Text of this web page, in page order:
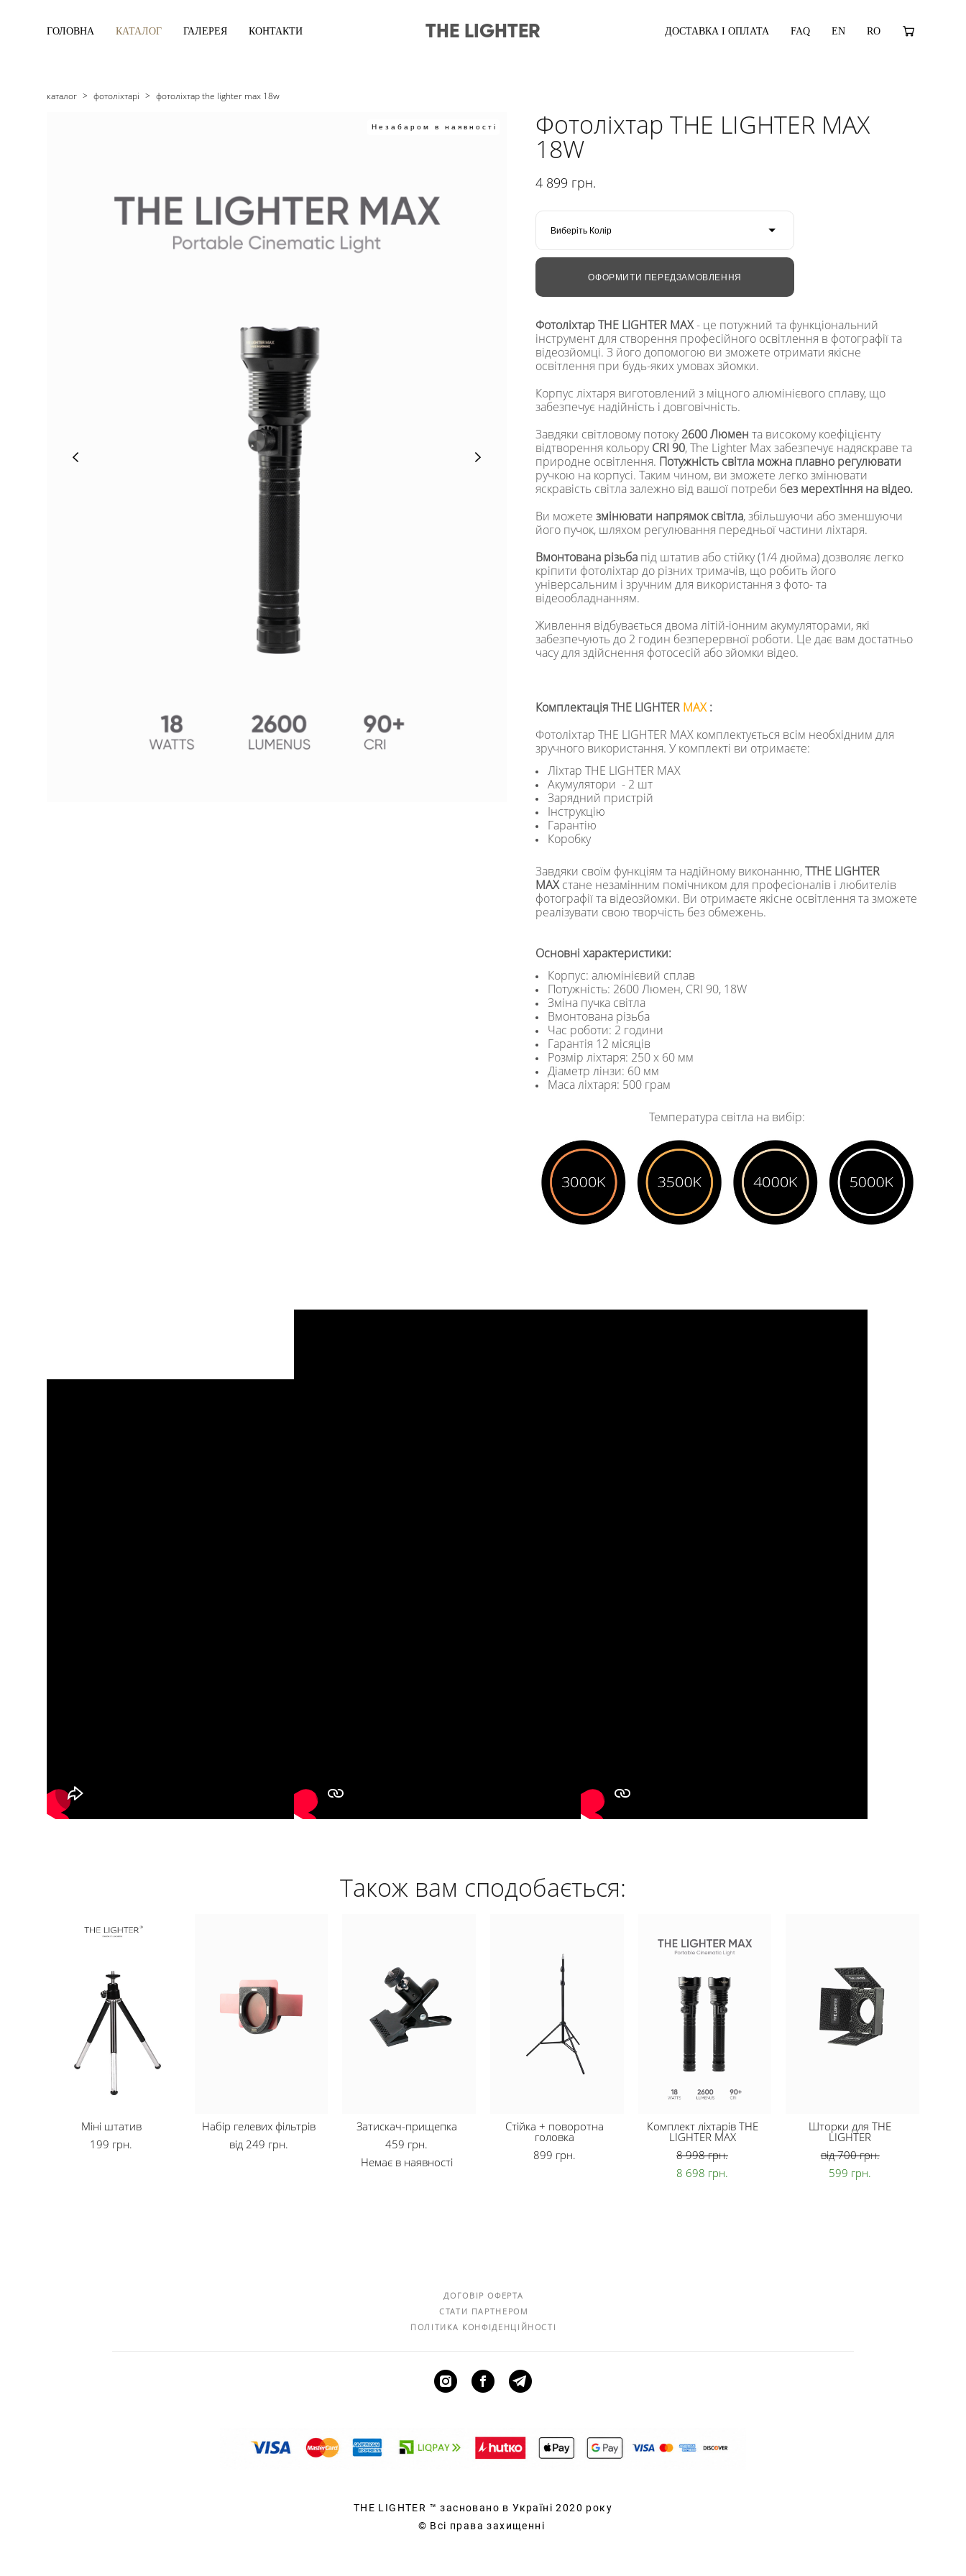
ГОЛОВНА КАТАЛОГ ГАЛЕРЕЯ КОНТАКТИ THE LIGHTER ДОСТАВКА І ОПЛАТА FAQ EN RO
каталог > фотоліхтарі > фотоліхтар the lighter max 18w
Незабаром в наявності Фотоліхтар THE LIGHTER MAX
18W
4 899 грн.
Виберіть Колір
ОФОРМИТИ ПЕРЕДЗАМОВЛЕННЯ
Фотоліхтар THE LIGHTER MAX- це потужний та функціональний
інструмент для створення професійного освітлення в фотографії та
відеозйомці. З його допомогою ви зможете отримати якісне
освітлення при будь-яких умовах зйомки.
Корпус ліхтаря виготовлений з міцного алюмінієвого сплаву, що
забезпечує надійність і довговічність.
Завдяки світловому потоку2600 Люмен та високому коефіцієнту
відтворення кольоруCRI 90, The Lighter Max забезпечує надяскраве та
природне освітлення. Потужність світла можна плавно регулювати
ручкою на корпусі. Таким чином, ви зможете легко змінювати
яскравість світла залежно від вашої потреби без мерехтіння на відео.
Ви можете змінювати напрямок світла, збільшуючи або зменшуючи
його пучок, шляхом регулювання передньої частини ліхтаря.
Вмонтована різьбапід штатив або стійку (1/4 дюйма) дозволяє легко
кріпити фотоліхтар до різних тримачів, що робить його
універсальним і зручним для використання з фото- та
відеообладнанням.
Живлення відбувається двома літій-іонним акумуляторами, які
забезпечують до 2 годин безперервної роботи. Це дає вам достатньо
часу для здійснення фотосесій або зйомки відео.
Комплектація THE LIGHTER MAX:
Фотоліхтар THE LIGHTER MAX комплектується всім необхідним для
зручного використання. У комплекті ви отримаєте:
Ліхтар THE LIGHTER MAX
Акумулятори - 2 шт
Зарядний пристрій
Інструкцію
Гарантію
Коробку
Завдяки своїм функціям та надійному виконанню,TTHE LIGHTER
MAXстане незамінним помічником для професіоналів і любителів
фотографії та відеозйомки. Ви отримаєте якісне освітлення та зможете
реалізувати свою творчість без обмежень.
Основні характеристики:
Корпус: алюмінієвий сплав
Потужність: 2600 Люмен, CRI 90, 18W
Зміна пучка світла
Вмонтована різьба
Час роботи: 2 години
Гарантія 12 місяців
Розмір ліхтаря: 250 х 60 мм
Діаметр лінзи: 60 мм
Маса ліхтаря: 500 грам
Температура світла на вибір:
Також вам сподобається:
Міні штатив
199 грн.
Набір гелевих фільтрів
від 249 грн.
Затискач-прищепка
459 грн.
Немає в наявності
Стійка + поворотна
головка
899 грн.
Комплект ліхтарів THE
LIGHTER MAX
8 998 грн.
8 698 грн.
Шторки для THE
LIGHTER
від 700 грн.
599 грн.
ДОГОВІР ОФЕРТА
СТАТИ ПАРТНЕРОМ
ПОЛІТИКА КОНФІДЕНЦІЙНОСТІ
THE LIGHTER ™ засновано в Україні 2020 року
© Всі права захищенні